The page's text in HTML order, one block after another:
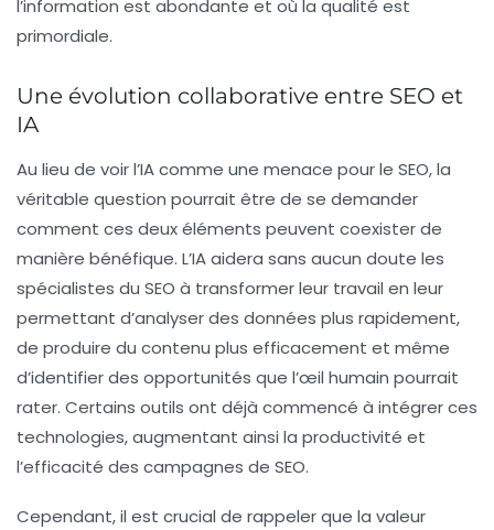
l’information est abondante et où la qualité est
primordiale.
Une évolution collaborative entre SEO et
IA
Au lieu de voir l’IAcomme une menace pour le SEO, la
véritable question pourrait être de se demander
comment ces deux éléments peuvent coexister de
manière bénéfique. L’IAaidera sans aucun doute les
spécialistes du SEO à transformer leur travail en leur
permettant d’analyser des données plus rapidement,
de produire du contenu plus efficacement et même
d’identifier des opportunités que l’œil humain pourrait
rater. Certains outils ont déjà commencé à intégrer ces
technologies, augmentant ainsi la productivité et
l’efficacité des campagnes de SEO.
Cependant, il est crucial de rappeler que la valeur